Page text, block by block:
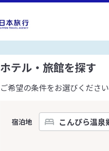
ホテル・旅館を探す
ご希望の条件をお選びください
宿泊地